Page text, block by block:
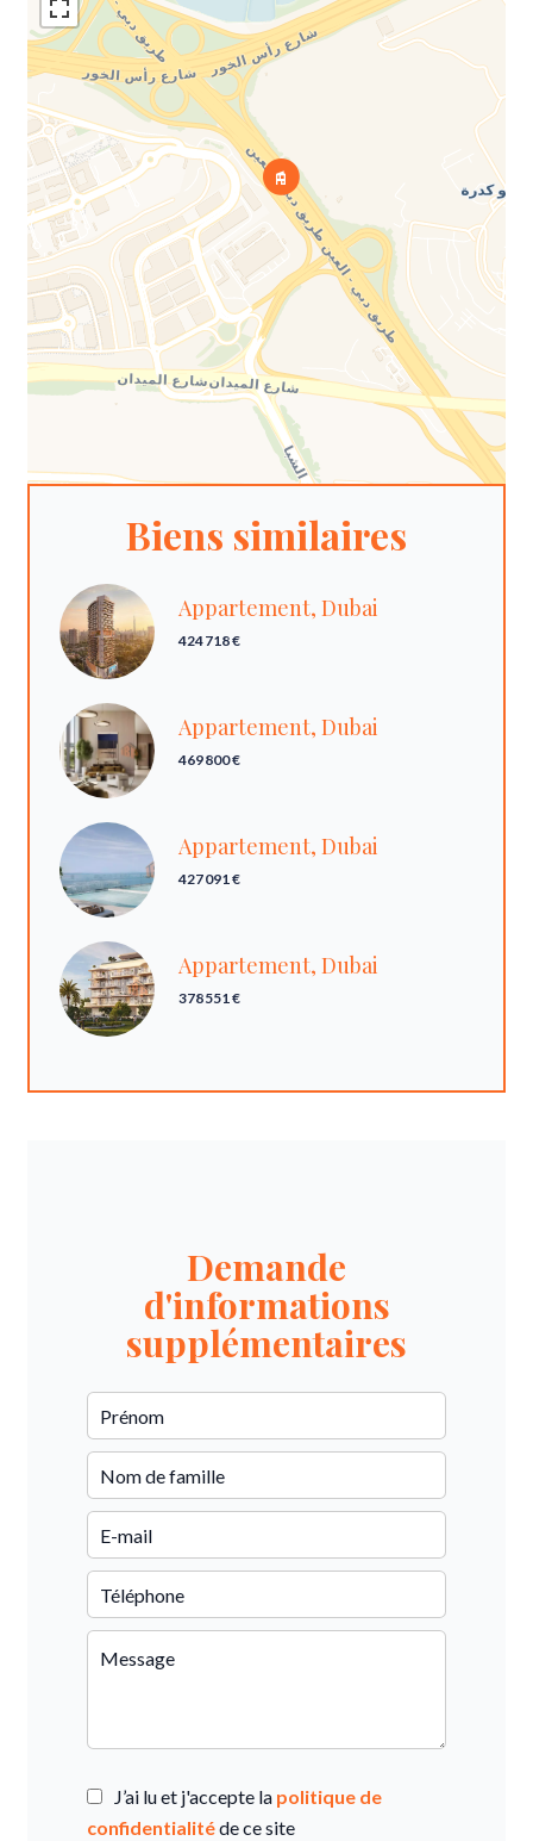
Biens similaires
Appartement, Dubai
424 718 €
Appartement, Dubai
469 800 €
Appartement, Dubai
427 091 €
Appartement, Dubai
378 551 €
Demande
d'informations
supplémentaires
J’ai lu et j'accepte la politique de
confidentialitéde ce site